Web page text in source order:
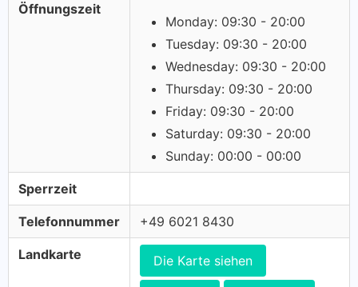
Öffnungszeit
Monday: 09:30 - 20:00
Tuesday: 09:30 - 20:00
Wednesday: 09:30 - 20:00
Thursday: 09:30 - 20:00
Friday: 09:30 - 20:00
Saturday: 09:30 - 20:00
Sunday: 00:00 - 00:00
Sperrzeit
Telefonnummer +49 6021 8430
Landkarte Die Karte siehen